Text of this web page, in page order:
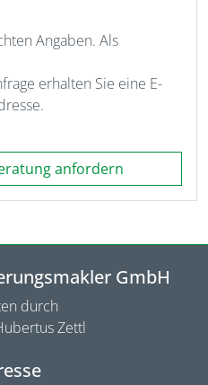
Angaben. Als
erhalten Sie eine E-
anfordern
GmbH
durch
Zettl